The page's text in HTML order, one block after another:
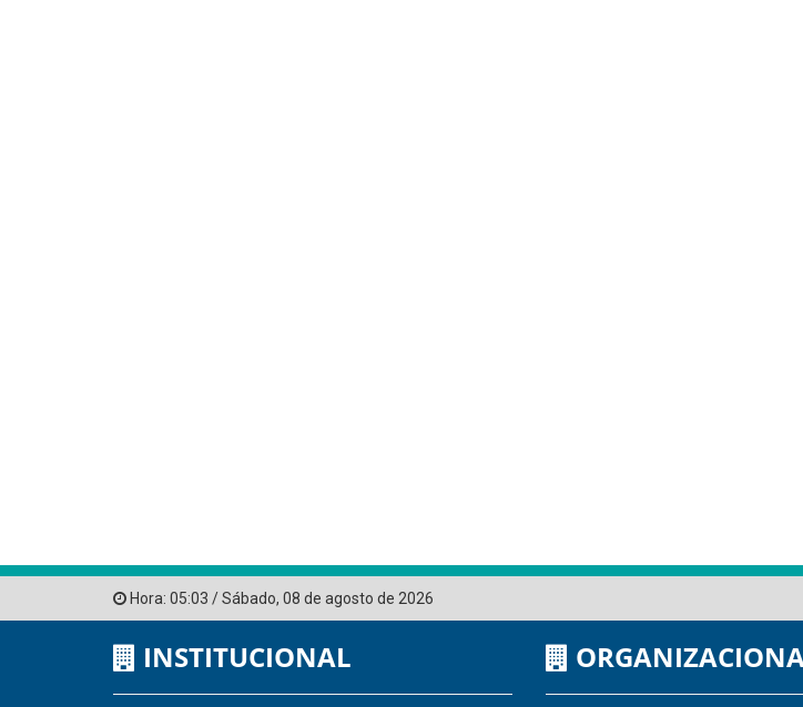
Hora: 05:03 /Sábado, 08 de agosto de 2026
INSTITUCIONAL